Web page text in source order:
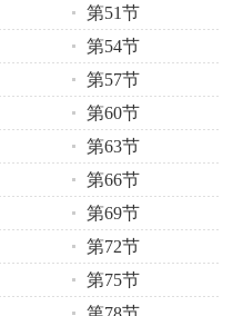
第51节
第54节
第57节
第60节
第63节
第66节
第69节
第72节
第75节